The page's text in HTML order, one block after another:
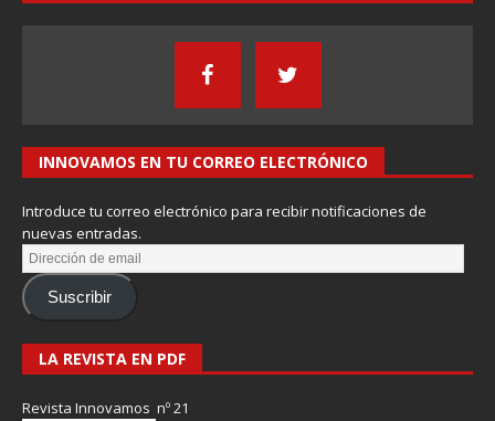
INNOVAMOS EN TU CORREO ELECTRÓNICO
Introduce tu correo electrónico para recibir notificaciones de
nuevas entradas.
Suscribir
LA REVISTA EN PDF
Revista Innovamos nº 21